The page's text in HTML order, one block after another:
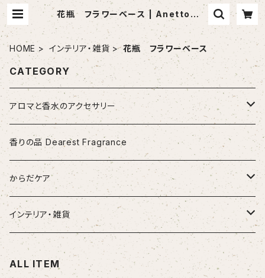
花瓶 フラワーベース | Anetto ア
ネット
HOME インテリア・雑貨 花瓶 フラワーベース
CATEGORY
アロマと香水のアクセサリー
アロマペンダント・香水ペンダント
ポーセラーツペンダント
漆塗ペンダント
アップサイクルペンダント
香水瓶のバックチャーム製作キット
香水瓶のストールピン製作キット
アロマペンダントとビーズの製作キット
香りの品 Dearest Fragrance
からだケア
カッサ（マッサージグッズ）
インテリア・雑貨
花瓶 フラワーベース
ALL ITEM